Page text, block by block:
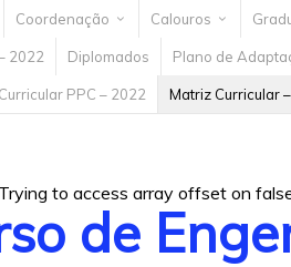
Coordenação Calouros
2022 Diplomados Plano de
PPC – 2022 Matriz Curricular
to access array offset on
de